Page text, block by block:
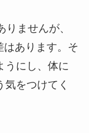
ませんが、
はあります。そ
うにし、体に
をつけてく